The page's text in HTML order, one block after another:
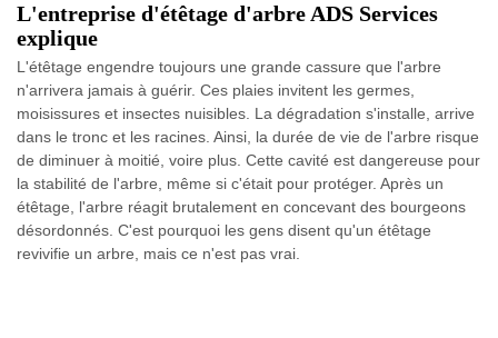
L'entreprise d'étêtage d'arbre ADS Services
explique
L'étêtage engendre toujours une grande cassure que l'arbre
n'arrivera jamais à guérir. Ces plaies invitent les germes,
moisissures et insectes nuisibles. La dégradation s'installe, arrive
dans le tronc et les racines. Ainsi, la durée de vie de l'arbre risque
de diminuer à moitié, voire plus. Cette cavité est dangereuse pour
la stabilité de l'arbre, même si c'était pour protéger. Après un
étêtage, l'arbre réagit brutalement en concevant des bourgeons
désordonnés. C'est pourquoi les gens disent qu'un étêtage
revivifie un arbre, mais ce n'est pas vrai.